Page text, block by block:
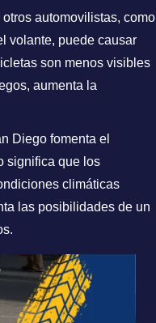
automovilistas, como
volante, puede causar
son menos visibles
aumenta la
Diego fomenta el
significa que los
climáticas
las posibilidades de un